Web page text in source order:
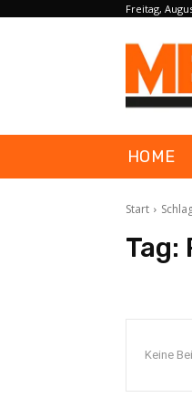
Freitag,
HOME
Start
Tag:
Keine